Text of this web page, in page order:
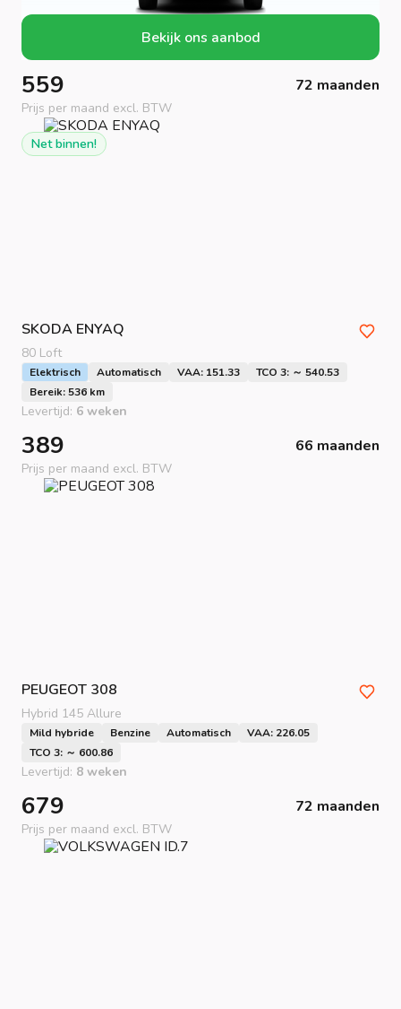
Bekijk ons aanbod
559 72 maanden
Prijs per maand excl. BTW
Net binnen!
SKODA ENYAQ
80 Loft
Elektrisch Automatisch VAA: 151.33
TCO 3: ～ 540.53
Bereik: 536 km
Levertijd: 6 weken
389 66 maanden
Prijs per maand excl. BTW
PEUGEOT 308
Hybrid 145 Allure
Mild hybride Benzine Automatisch
VAA: 226.05
TCO 3: ～ 600.86
Levertijd: 8 weken
679 72 maanden
Prijs per maand excl. BTW